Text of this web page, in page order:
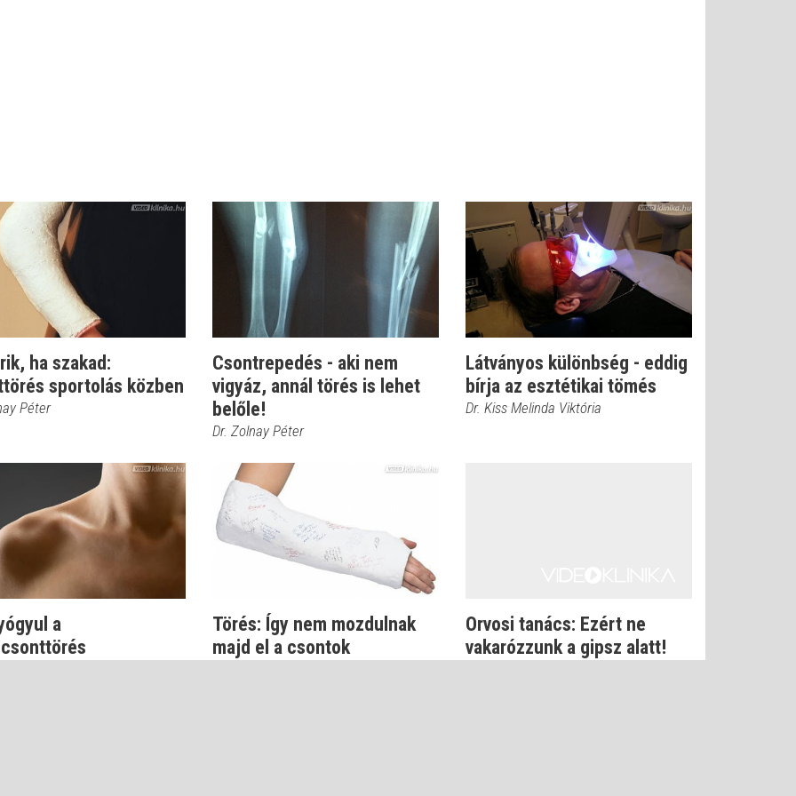
ha szakad:
sportolás közben
Péter
Csontrepedés - aki nem
vigyáz, annál törés is lehet
belőle!
Dr. Zolnay Péter
Látványos különbség - eddig
bírja az esztétikai tömés
Dr. Kiss Melinda Viktória
a
Törés: Így nem mozdulnak
majd el a csontok
Orvosi tanács: Ezért ne
vakarózzunk a gipsz alatt!